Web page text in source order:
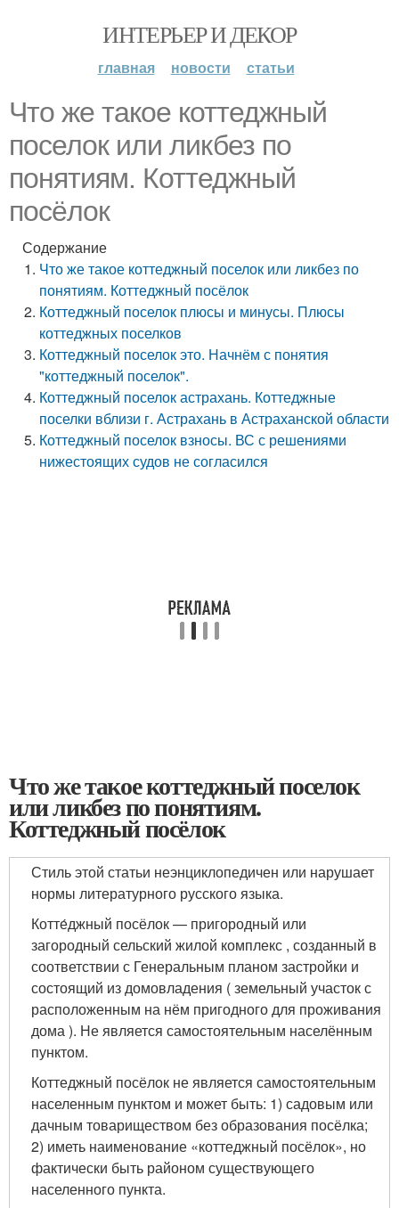
ИНТЕРЬЕР И ДЕКОР
главная новости статьи
Что же такое коттеджный
поселок или ликбез по
понятиям. Коттеджный
посёлок
Содержание
Что же такое коттеджный поселок или ликбез по
понятиям. Коттеджный посёлок
Коттеджный поселок плюсы и минусы. Плюсы
коттеджных поселков
Коттеджный поселок это. Начнём с понятия
"коттеджный поселок".
Коттеджный поселок астрахань. Коттеджные
поселки вблизи г. Астрахань в Астраханской области
Коттеджный поселок взносы. ВС с решениями
нижестоящих судов не согласился
Что же такое коттеджный поселок
или ликбез по понятиям.
Коттеджный посёлок
Стиль этой статьи неэнциклопедичен или нарушает
нормы литературного русского языка.
Котте́джный посёлок — пригородный или
загородный сельский жилой комплекс , созданный в
соответствии с Генеральным планом застройки и
состоящий из домовладения ( земельный участок с
расположенным на нём пригодного для проживания
дома ). Не является самостоятельным населённым
пунктом.
Коттеджный посёлок не является самостоятельным
населенным пунктом и может быть: 1) садовым или
дачным товариществом без образования посёлка;
2) иметь наименование «коттеджный посёлок», но
фактически быть районом существующего
населенного пункта.